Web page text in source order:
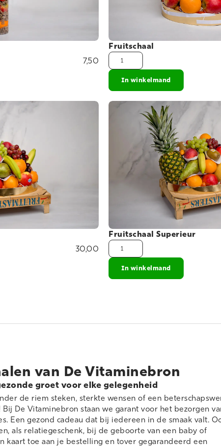
7,50
Fruitschaal
In winkelmand
30,00
Fruitschaal Superieur
In winkelmand
van De Vitaminebron
groet voor elke gelegenheid
de riem steken, sterkte wensen of een
De Vitaminebron staan we garant voor het bezorgen
Een gezond cadeau dat bij iedereen in de smaak valt.
als relatiegeschenk, bij de geboorte van een baby of
kaart toe aan je bestelling en tover gegarandeerd een